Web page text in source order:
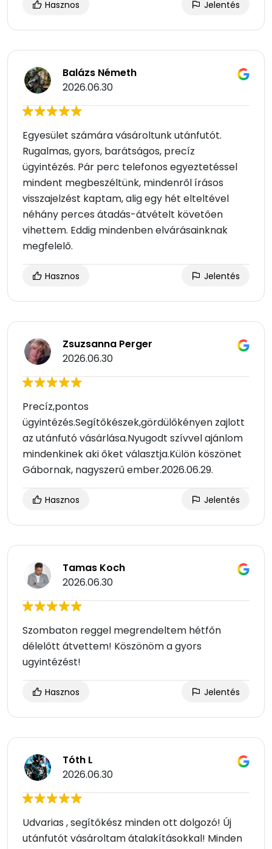
Hasznos Jelentés
Balázs Németh
2026.06.30
Egyesület számára vásároltunk utánfutót.
Rugalmas, gyors, barátságos, precíz
ügyintézés. Pár perc telefonos egyeztetéssel
mindent megbeszéltünk, mindenről írásos
visszajelzést kaptam, alig egy hét elteltével
néhány perces átadás-átvételt követően
vihettem. Eddig mindenben elvárásainknak
megfelelő.
Hasznos Jelentés
Zsuzsanna Perger
2026.06.30
Precíz,pontos
ügyintézés.Segítőkészek,gördülőkényen zajlott
az utánfutó vásárlása.Nyugodt szívvel ajánlom
mindenkinek aki őket választja.Külön köszönet
Gábornak, nagyszerű ember.2026.06.29.
Hasznos Jelentés
Tamas Koch
2026.06.30
Szombaton reggel megrendeltem hétfőn
délelőtt átvettem! Köszönöm a gyors
ugyintézést!
Hasznos Jelentés
Tóth L
2026.06.30
Udvarias , segítőkész minden ott dolgozó! Új
utánfutót vásároltam átalakításokkal! Minden